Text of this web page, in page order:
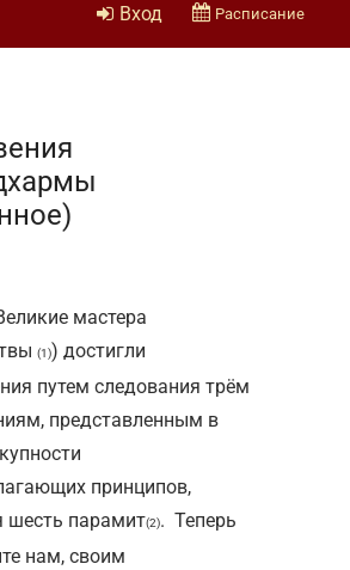
Вход Расписание
мастера
(1)) достигли
путем следования трём
представленным в
принципов,
шесть парамит(2). Теперь
нам, своим